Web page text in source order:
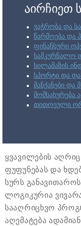
აირჩიეთ
ვაჭრობა და
წარმოება და
ფინანსური
სამკურნალო
სილამაზის
სპორტი და
მანქანები და
მომსახურება
თითოეული
ყვავილების
ფუფუნებას და
სურს
ლოგიკურია
სააღრიცხვო
აღემატება